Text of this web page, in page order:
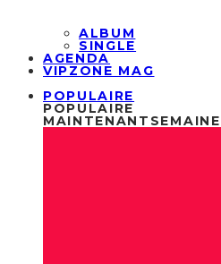
ALBUM
SINGLE
AGENDA
VIPZONE MAG
POPULAIRE
POPULAIRE
MAINTENANT SEMAINE